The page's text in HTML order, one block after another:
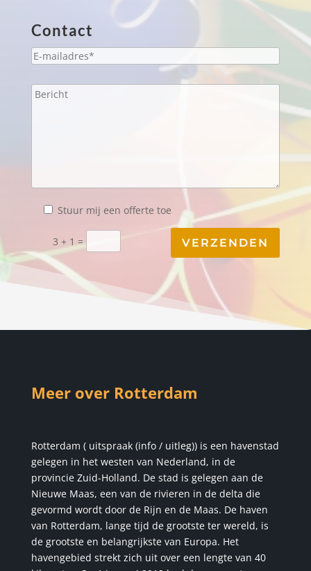
Contact
Stuur mij een offerte toe
3 + 1 =
Meer over Rotterdam
Rotterdam ( uitspraak (info / uitleg)) is een havenstad
gelegen in het westen van Nederland, in de
provincie Zuid-Holland. De stad is gelegen aan de
Nieuwe Maas, een van de rivieren in de delta die
gevormd wordt door de Rijn en de Maas. De haven
van Rotterdam, lange tijd de grootste ter wereld, is
de grootste en belangrijkste van Europa. Het
havengebied strekt zich uit over een lengte van 40